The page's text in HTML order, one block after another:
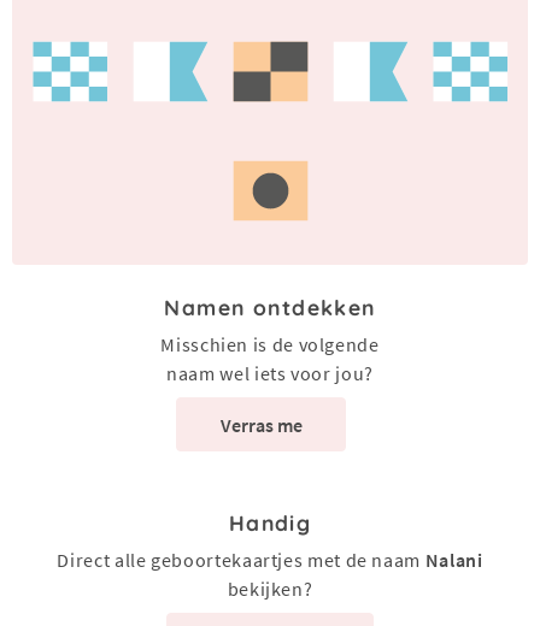
Namen ontdekken
Misschien is de volgende
naam wel iets voor jou?
Verras me
Handig
Direct alle geboortekaartjes met de naam Nalani
bekijken?